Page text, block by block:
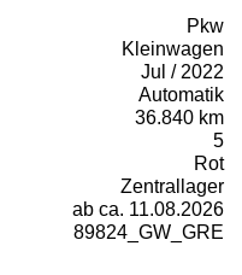
Pkw
Kleinwagen
Jul / 2022
Automatik
36.840 km
5
Rot
Zentrallager
ab ca. 11.08.2026
89824_GW_GRE